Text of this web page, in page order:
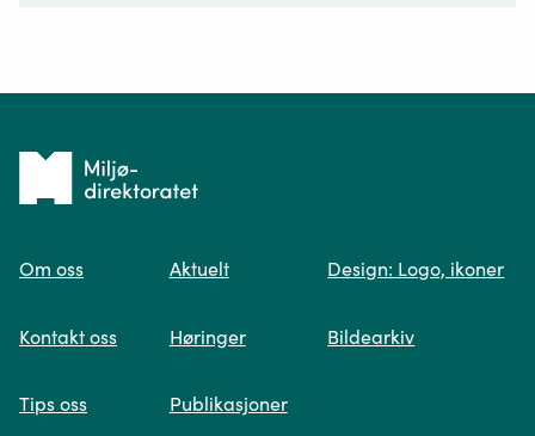
Spør oss
søk og viser deg vår mest relevante
Tilbake
forsiden
Om oss
Kontakt oss
Tips oss
Aktuelt
Høringer
Publikasjoner
Design: Logo, ikoner
Bildearkiv